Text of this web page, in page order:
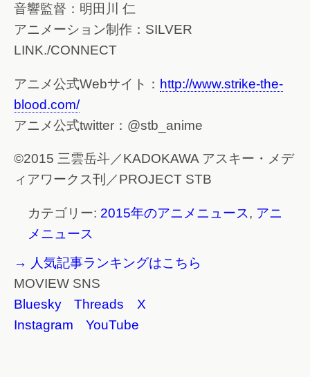
音響監督：明田川 仁
アニメーション制作：SILVER
LINK./CONNECT
アニメ公式Webサイト： http://www.strike-the-
blood.com/
アニメ公式twitter：@stb_anime
©2015 三雲岳斗／KADOKAWA アスキー・メデ
ィアワークス刊／PROJECT STB
カテゴリー: 2015年のアニメニュース, アニ
メニュース
→ 人気記事ランキングはこちら
MOVIEW SNS
Bluesky
Threads
X
Instagram
YouTube